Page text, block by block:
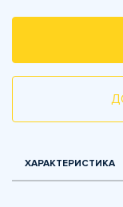
ХАРАКТЕРИСТИКА